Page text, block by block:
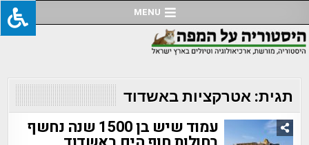
to
content
MENU
תגית:אטרקציות באשדוד
עמוד שיש בן 1500 שנה נחשף